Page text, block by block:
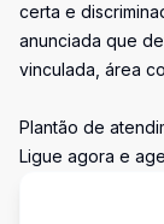
certa e
anunciada que
vinculada, área
Plantão de
Ligue agora e